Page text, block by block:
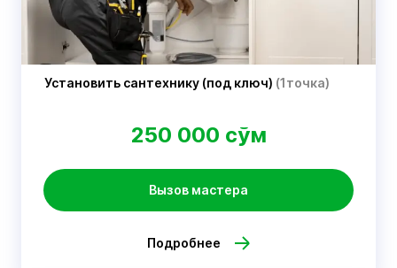
Установить сантехнику (под ключ) (1точка)
250 000 сўм
Вызов мастера
Подробнее